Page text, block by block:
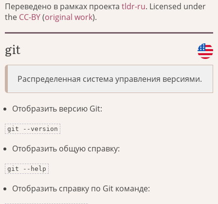
Переведено в рамках проекта tldr-ru. Licensed under
the CC-BY(original work).
git
Распределенная система управления версиями.
Отобразить версию Git:
git --version
Отобразить общую справку:
git --help
Отобразить справку по Git команде: